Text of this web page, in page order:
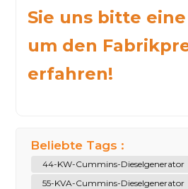
Sie uns bitte
um den
erfahren!
Beliebte Tags :
44-KW-Cummins-Dieselgenerator
55-KVA-Cummins-Dieselgenerator